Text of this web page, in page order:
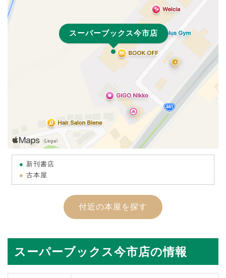
スーパーブックス今市店
新刊書店
古本屋
付近の本屋を探す
スーパーブックス今市店の情報